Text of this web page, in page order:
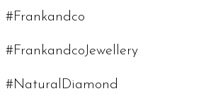
#Frankandco
#FrankandcoJewellery
#NaturalDiamond